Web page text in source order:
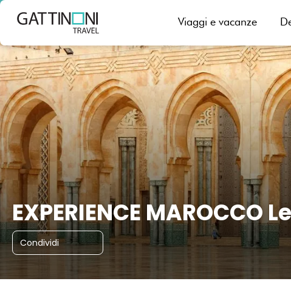
Viaggi e vacanze
EXPERIENCE
Condividi
Casablanca, Marocco